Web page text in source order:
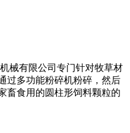
械有限公司专门针对牧草材
过多功能粉碎机粉碎，然后
畜食用的圆柱形饲料颗粒的